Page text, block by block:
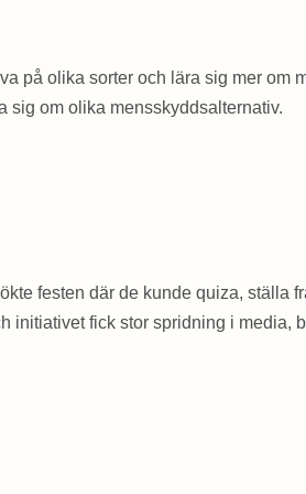
på olika sorter och lära sig mer om
sig om olika mensskyddsalternativ.
festen där de kunde quiza, ställa
initiativet fick stor spridning i media,